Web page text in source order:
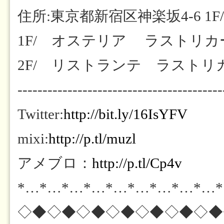
住所:東京都新宿区神楽坂4-6
1F/ オステリア ラストリ
2F/ リストランテ ラスト
Twitter:http://bit.ly/16IsYFV
mixi:http://p.tl/muzl
アメブロ： http://p.tl/Cp4v